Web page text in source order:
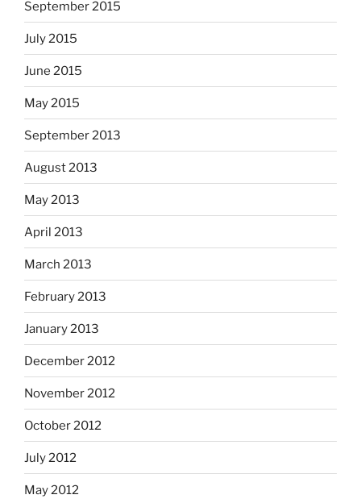
September 2015
July 2015
June 2015
May 2015
September 2013
August 2013
May 2013
April 2013
March 2013
February 2013
January 2013
December 2012
November 2012
October 2012
July 2012
May 2012